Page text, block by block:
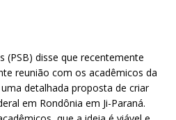
(PSB) disse que recentemente
reunião com os acadêmicos da
detalhada proposta de criar
em Rondônia em Ji-Paraná.